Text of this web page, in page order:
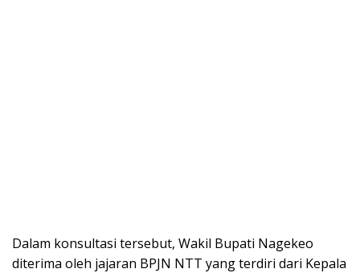
Dalam konsultasi tersebut, Wakil Bupati Nagekeo
diterima oleh jajaran BPJN NTT yang terdiri dari Kepala